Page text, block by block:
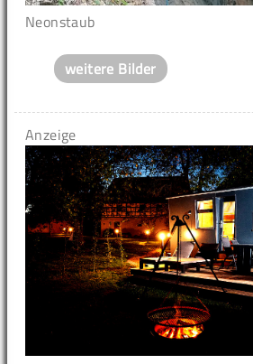
Neonstaub
weitere Bilder
Anzeige